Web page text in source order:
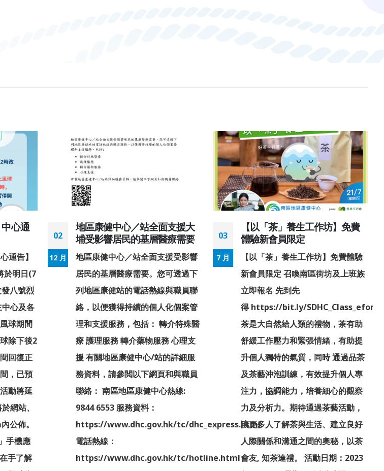
心通
通告】
於明日(7
八號烈
心及各
球期間
除下後2
回復正
，已預
動將延
網站、
公佈。
手機應
手了解
02
12 月
地區康健中心／站全面支援大
埔受影響居民的基層醫療需要
地區康健中心／站全面支援受影響
居民的基層醫療需要。您可透過下
列地區康健站的電話熱線與職員聯
絡，以便獲得持續的個人化個案管
理和支援服務，包括： 轉介特殊醫
療 護理服務 轉介藥物服務 心理支
援 有關地區康健中心/站的詳細服
務資料，請參閲以下網頁和與職員
聯絡： 南區地區康健中心熱線:
9844 6553 服務資料：
https://www.dhc.gov.hk/tc/dhc_express.html
電話熱線：
https://www.dhc.gov.hk/tc/hotline.html
03
7 月
【以「茶」養生工作坊】免費
體驗新會員限定
【以「茶」養生工作坊】免費體驗
新會員限定 召喚南區街坊及上班族
立即報名 先到先
得 https://bit.ly/
茶是大自然給人類的禮物，茶有助
舒緩工作壓力和緊張情緒，有助提
升個人獨特的氣質，同時 通過品茶
及茶藝沖泡訓練，有效提升個人專
注力，協調能力，培養細心的觀察
力及分析力。期待通過茶藝活動，
讓更多人了解茶與生活、建立良好
人際關係和溝通之間的奧秘，以茶
會友, 知茶達禮。 活動日期：2023